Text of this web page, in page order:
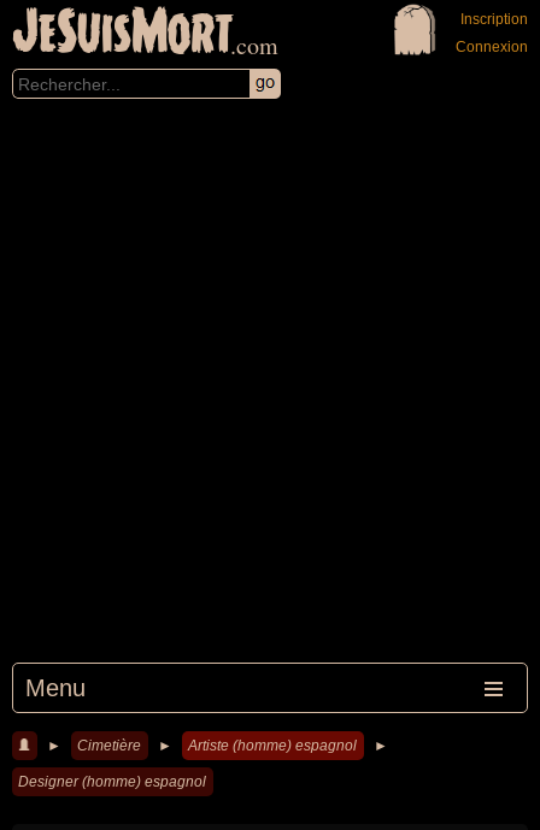
JeSuisMort.com
Menu
Inscription
Connexion
► Cimetière ► Artiste (homme) espagnol ►
Designer (homme) espagnol